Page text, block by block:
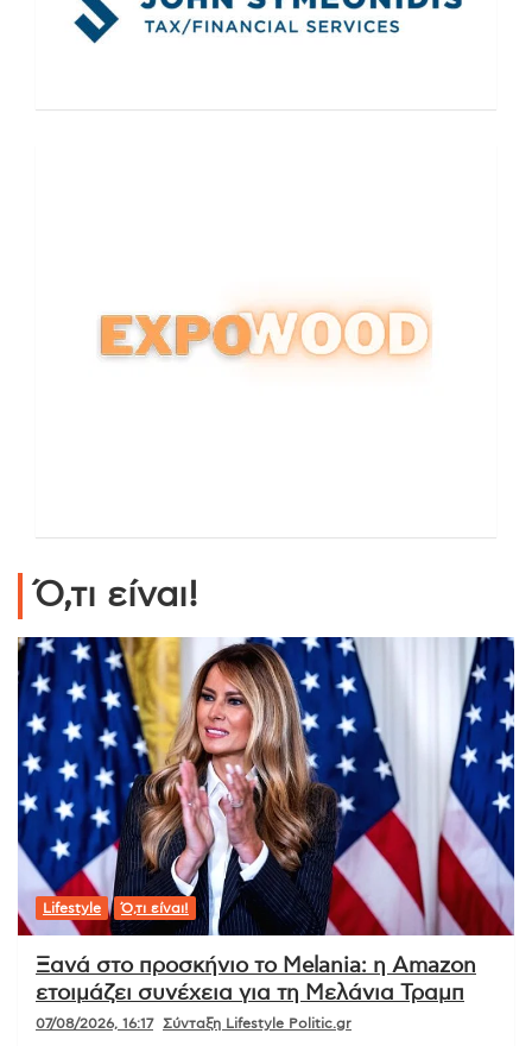
Ό,τι είναι!
Lifestyle Ό,τι είναι!
Ξανά στο προσκήνιο το Melania: η Amazon
ετοιμάζει συνέχεια για τη Μελάνια Τραμπ
07/08/2026, 16:17 Σύνταξη Lifestyle Politic.gr